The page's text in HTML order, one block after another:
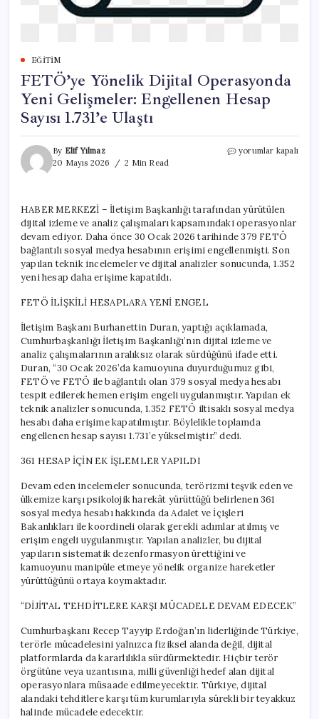
EĞITIM
FETÖ’ye Yönelik Dijital Operasyonda
Yeni Gelişmeler: Engellenen Hesap
Sayısı 1.731’e Ulaştı
By Elif Yılmaz
20 Mayıs 2026
2 Min Read
FETÖ’ye
Gelişmeler:
Engellenen
Hesap
Sayısı
1.731’e
yorumlar kapalı
HABER MERKEZİ – İletişim Başkanlığı tarafından yürütülen
dijital izleme ve analiz çalışmaları kapsamındaki operasyonlar
devam ediyor. Daha önce 30 Ocak 2026 tarihinde 379 FETÖ
bağlantılı sosyal medya hesabının erişimi engellenmişti. Son
yapılan teknik incelemeler ve dijital analizler sonucunda, 1.352
yeni hesap daha erişime kapatıldı.
FETÖ İLİŞKİLİ HESAPLARA YENİ ENGEL
İletişim Başkanı Burhanettin Duran, yaptığı açıklamada,
Cumhurbaşkanlığı İletişim Başkanlığı’nın dijital izleme ve
analiz çalışmalarının aralıksız olarak sürdüğünü ifade etti.
Duran, “30 Ocak 2026’da kamuoyuna duyurduğumuz gibi,
FETÖ ve FETÖ ile bağlantılı olan 379 sosyal medya hesabı
tespit edilerek hemen erişim engeli uygulanmıştır. Yapılan ek
teknik analizler sonucunda, 1.352 FETÖ iltisaklı sosyal medya
hesabı daha erişime kapatılmıştır. Böylelikle toplamda
engellenen hesap sayısı 1.731’e yükselmiştir.” dedi.
361 HESAP İÇİN EK İŞLEMLER YAPILDI
Devam eden incelemeler sonucunda, terörizmi teşvik eden ve
ülkemize karşı psikolojik harekât yürüttüğü belirlenen 361
sosyal medya hesabı hakkında da Adalet ve İçişleri
Bakanlıkları ile koordineli olarak gerekli adımlar atılmış ve
erişim engeli uygulanmıştır. Yapılan analizler, bu dijital
yapıların sistematik dezenformasyon ürettiğini ve
kamuoyunu manipüle etmeye yönelik organize hareketler
yürüttüğünü ortaya koymaktadır.
“DİJİTAL TEHDİTLERE KARŞI MÜCADELE DEVAM EDECEK”
Cumhurbaşkanı Recep Tayyip Erdoğan’ın liderliğinde Türkiye,
terörle mücadelesini yalnızca fiziksel alanda değil, dijital
platformlarda da kararlılıkla sürdürmektedir. Hiçbir terör
örgütüne veya uzantısına, milli güvenliği hedef alan dijital
operasyonlara müsaade edilmeyecektir. Türkiye, dijital
alandaki tehditlere karşı tüm kurumlarıyla sürekli bir teyakkuz
halinde mücadele edecektir.